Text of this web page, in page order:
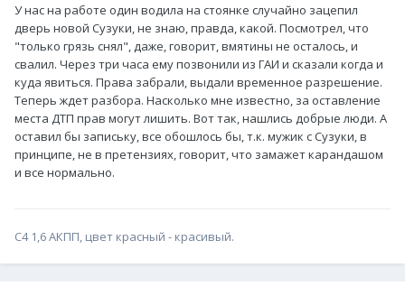
У нас на работе один водила на стоянке случайно зацепил
дверь новой Сузуки, не знаю, правда, какой. Посмотрел, что
"только грязь снял", даже, говорит, вмятины не осталось, и
свалил. Через три часа ему позвонили из ГАИ и сказали когда и
куда явиться. Права забрали, выдали временное разрешение.
Теперь ждет разбора. Насколько мне известно, за оставление
места ДТП прав могут лишить. Вот так, нашлись добрые люди. А
оставил бы запиську, все обошлось бы, т.к. мужик с Сузуки, в
принципе, не в претензиях, говорит, что замажет карандашом
и все нормально.
С4 1,6 АКПП, цвет красный - красивый.